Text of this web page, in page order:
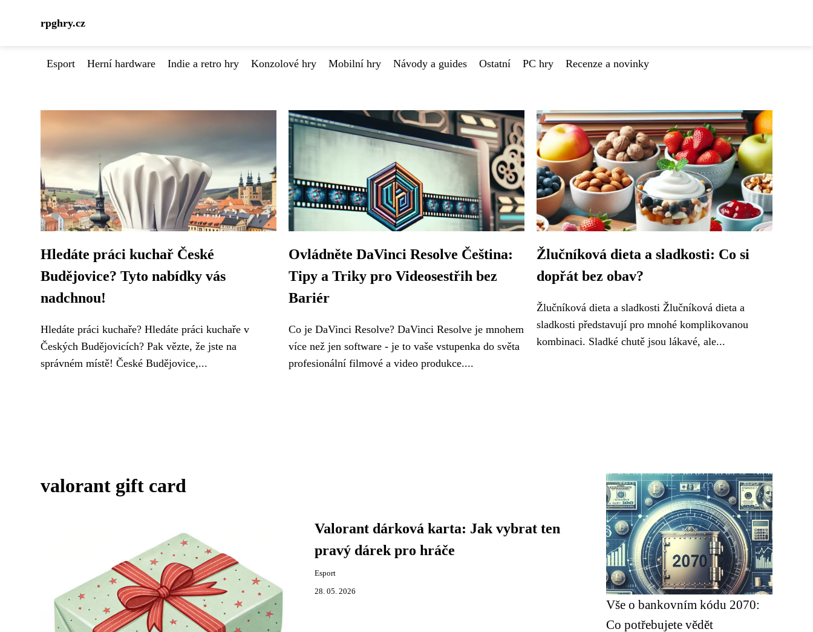
rpghry.cz
Esport Herní hardware Indie a retro hry Konzolové hry Mobilní hry Návody a guides Ostatní PC hry Recenze a novinky
Hledáte práci kuchař České
Budějovice? Tyto nabídky vás
nadchnou!
Hledáte práci kuchaře? Hledáte práci kuchaře v
Českých Budějovicích? Pak vězte, že jste na
správném místě! České Budějovice,...
Ovládněte DaVinci Resolve Čeština:
Tipy a Triky pro Videosestřih bez
Bariér
Co je DaVinci Resolve? DaVinci Resolve je mnohem
více než jen software - je to vaše vstupenka do světa
profesionální filmové a video produkce....
Žlučníková dieta a sladkosti: Co si
dopřát bez obav?
Žlučníková dieta a sladkosti Žlučníková dieta a
sladkosti představují pro mnohé komplikovanou
kombinaci. Sladké chutě jsou lákavé, ale...
valorant gift card
Valorant dárková karta: Jak vybrat ten
pravý dárek pro hráče
Esport
28. 05. 2026
Vše o bankovním kódu 2070:
Co potřebujete vědět